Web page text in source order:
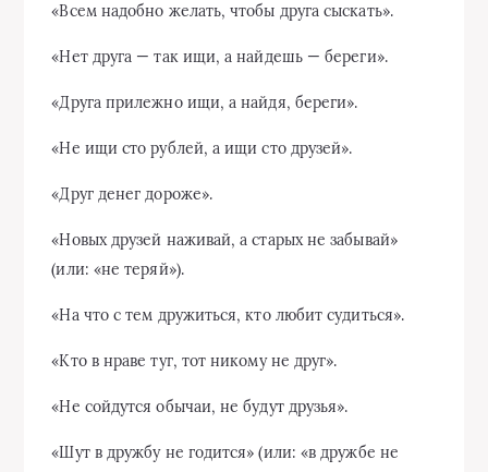
«Всем надобно желать, чтобы друга сыскать».
«Нет друга — так ищи, а найдешь — береги».
«Друга прилежно ищи, а найдя, береги».
«Не ищи сто рублей, а ищи сто друзей».
«Друг денег дороже».
«Новых друзей наживай, а старых не забывай»
(или: «не теряй»).
«На что с тем дружиться, кто любит судиться».
«Кто в нраве туг, тот никому не друг».
«Не сойдутся обычаи, не будут друзья».
«Шут в дружбу не годится» (или: «в дружбе не